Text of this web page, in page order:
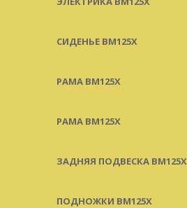
СИДЕНЬЕ BM125X
РАМА BM125X
РАМА BM125X
ЗАДНЯЯ ПОДВЕСКА BM125X
ПОДНОЖКИ BM125X